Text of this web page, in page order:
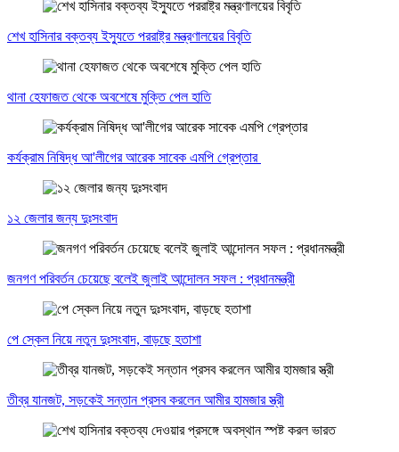
শেখ হাসিনার বক্তব্য ইস্যুতে পররাষ্ট্র মন্ত্রণালয়ের বিবৃতি
থানা হেফাজত থেকে অবশেষে মুক্তি পেল হাতি
কর্যক্রাম নিষিদ্ধ আ'লীগের আরেক সাবেক এমপি গ্রেপ্তার
১২ জেলার জন্য দুঃসংবাদ
জনগণ পরিবর্তন চেয়েছে বলেই জুলাই আন্দোলন সফল : প্রধানমন্ত্রী
পে স্কেল নিয়ে নতুন দুঃসংবাদ, বাড়ছে হতাশা
তীব্র যানজট, সড়কেই সন্তান প্রসব করলেন আমীর হামজার স্ত্রী